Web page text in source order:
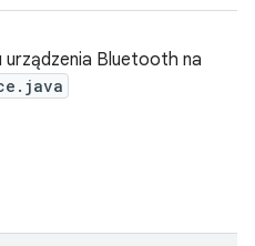
Bluetooth na